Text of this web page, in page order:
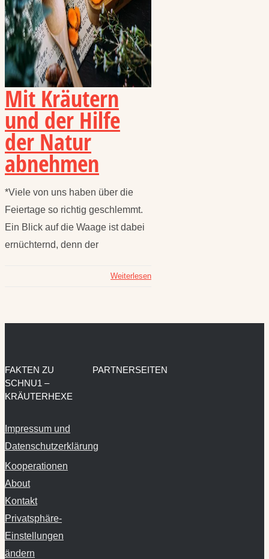
Mit Kräutern
und der Hilfe
der Natur
abnehmen
*Viele von uns haben über die
Feiertage so richtig geschlemmt.
Ein Blick auf die Waage ist dabei
ernüchternd, denn der
Weiterlesen
FAKTEN ZU
SCHNU1 –
KRÄUTERHEXE
Impressum und
Datenschutzerklärung
Kooperationen
About
Kontakt
Privatsphäre-
Einstellungen
ändern
PARTNERSEITEN